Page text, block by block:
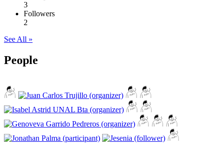
3
Followers
2
See All »
People